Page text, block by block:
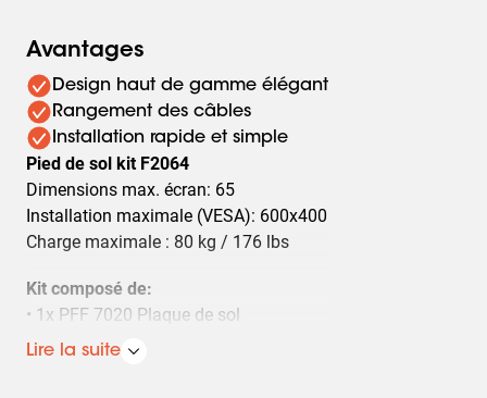
Avantages
Design haut de gamme élégant
Rangement des câbles
Installation rapide et simple
Pied de sol kit F2064
Dimensions max. écran: 65
Installation maximale (VESA): 600x400
Charge maximale : 80 kg / 176 lbs
Kit composé de:
• 1x PFF 7020 Plaque de sol
• 1x PUC 2720 Tube 200 cm
Lire la suite